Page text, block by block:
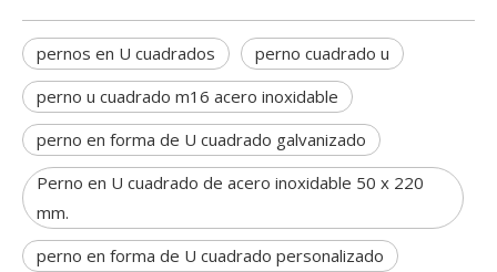
pernos en U cuadrados
perno cuadrado u
perno u cuadrado m16 acero inoxidable
perno en forma de U cuadrado galvanizado
Perno en U cuadrado de acero inoxidable 50 x 220
mm.
perno en forma de U cuadrado personalizado